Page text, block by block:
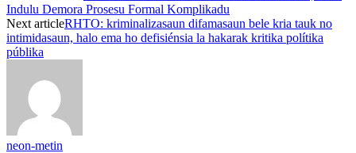
Indulu Demora Prosesu Formal Komplikadu
Next articleRHTO: kriminalizasaun difamasaun bele kria tauk no
intimidasaun, halo ema ho defisiénsia la hakarak kritika polítika
públika
neon-metin